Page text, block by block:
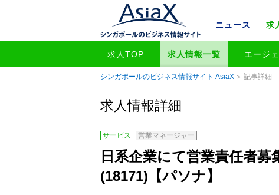
ニュース 求
求人TOP 求人情報一覧 エージ
シンガポールのビジネス情報サイト AsiaX 記事詳細
求人情報詳細
サービス 営業マネージャー
日系企業にて営業責任者
(18171)【パソナ】